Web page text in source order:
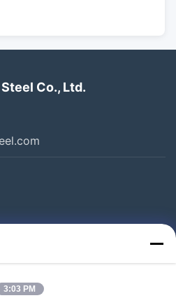
Co., Ltd.
3:03 PM